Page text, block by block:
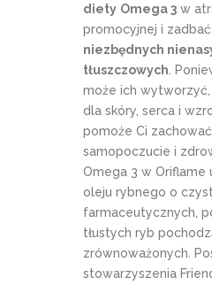
diety Omega 3 w
promocyjnej i zadbać
niezbędnych
tłuszczowych .
może ich
dla skóry, serca i
pomoże Ci
samopoczucie i
Omega 3 w Oriflame
oleju rybnego o
farmaceutycznych,
tłustych ryb
zrównoważonych.
stowarzyszenia